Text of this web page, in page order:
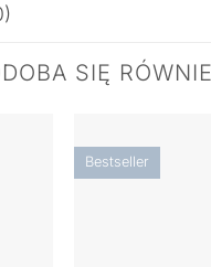
SIĘ
Bestseller